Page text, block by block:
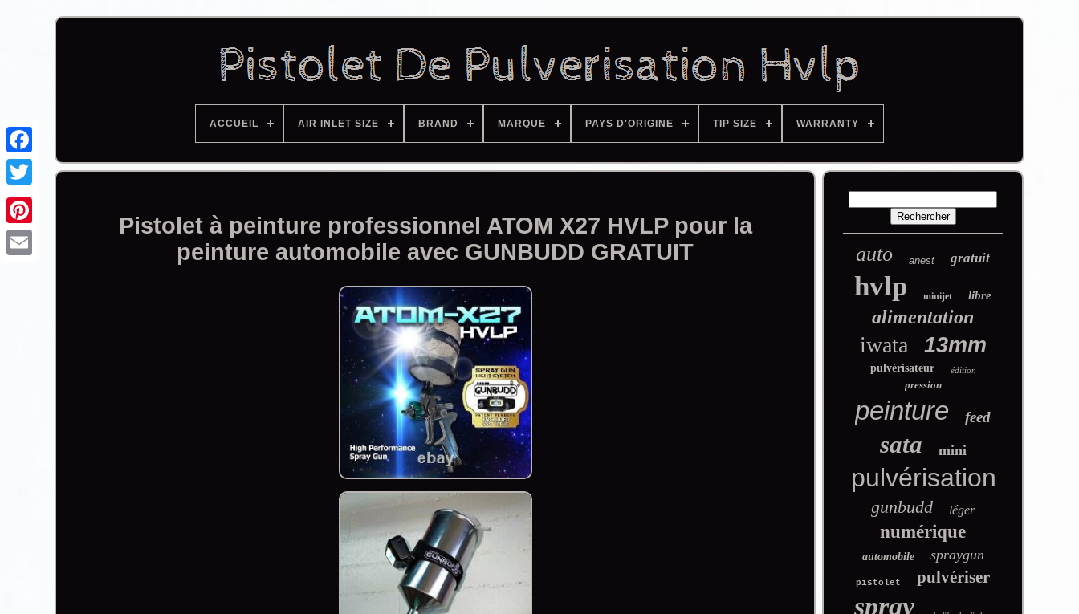
Facebook
ACCUEIL AIR INLET SIZE BRAND MARQUE PAYS D'ORIGINE TIP SIZE WARRANTY
Pistolet à peinture professionnel ATOM X27 HVLP pour la
peinture automobile avec GUNBUDD GRATUIT
auto anest gratuit
hvlp minijet libre
alimentation
iwata 13mm
pulvérisateur édition
pression
peinture feed
sata mini
pulvérisation
gunbudd léger
numérique
automobile spraygun
pistolet pulvériser
spray